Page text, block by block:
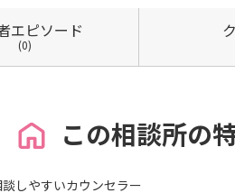
エピソード
(0)
この相談所の
しやすいカウンセラー